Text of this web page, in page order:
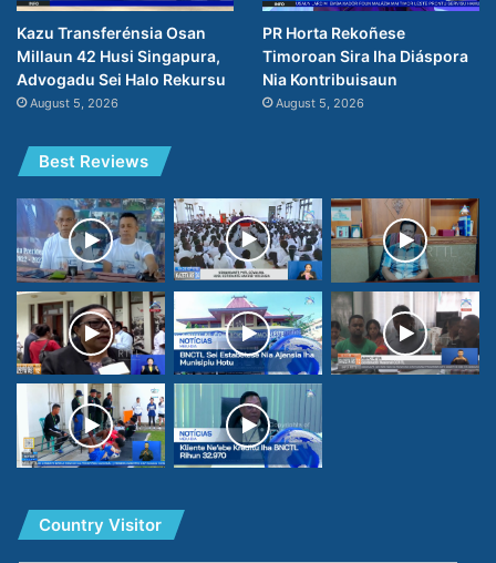
Kazu Transferénsia Osan
Millaun 42 Husi Singapura,
Advogadu Sei Halo Rekursu
August 5, 2026
PR Horta Rekoñese
Timoroan Sira Iha Diáspora
Nia Kontribuisaun
August 5, 2026
Best Reviews
Country Visitor